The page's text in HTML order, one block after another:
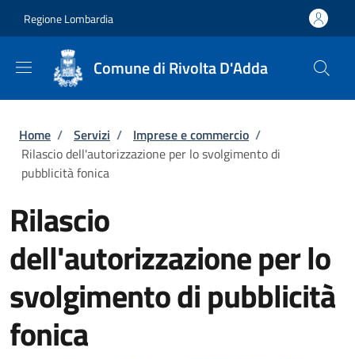
Regione Lombardia
Comune di Rivolta D'Adda
Briciole di pane
Home / Servizi / Imprese e commercio /
Rilascio dell'autorizzazione per lo svolgimento di
pubblicità fonica
Rilascio
dell'autorizzazione per lo
svolgimento di pubblicità
fonica